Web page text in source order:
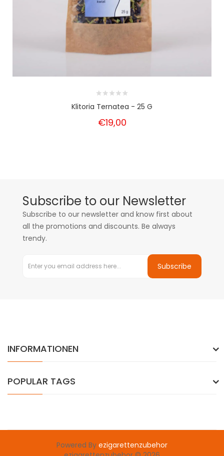
Klitoria Ternatea - 25 G
€19,00
Subscribe to our Newsletter
Subscribe to our newsletter and know first about
all the promotions and discounts. Be always
trendy.
Subscribe
INFORMATIONEN
POPULAR TAGS
Powered By ezigarettenzubehor